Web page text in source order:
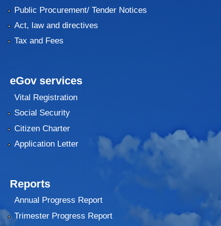
Public Procurement/ Tender Notices
Act, law and directives
Tax and Fees
eGov services
Vital Registration
Social Security
Citizen Charter
Application Letter
Reports
Annual Progress Report
Trimester Progress Report